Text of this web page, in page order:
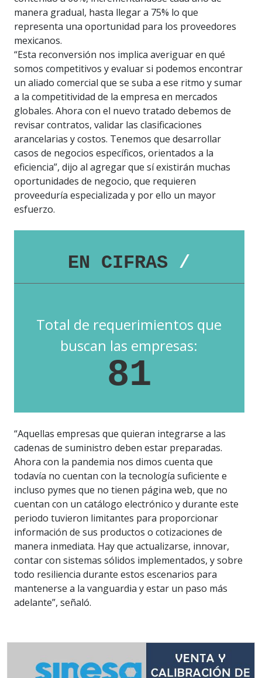
manera gradual, hasta llegar a 75% lo que
representa una oportunidad para los proveedores
mexicanos.
“Esta reconversión nos implica averiguar en qué
somos competitivos y evaluar si podemos encontrar
un aliado comercial que se suba a ese ritmo y sumar
a la competitividad de la empresa en mercados
globales. Ahora con el nuevo tratado debemos de
revisar contratos, validar las clasificaciones
arancelarias y costos. Tenemos que desarrollar
casos de negocios específicos, orientados a la
eficiencia”, dijo al agregar que sí existirán muchas
oportunidades de negocio, que requieren
proveeduría especializada y por ello un mayor
esfuerzo.
EN CIFRAS /
Total de requerimientos que
buscan las empresas:
81
“Aquellas empresas que quieran integrarse a las
cadenas de suministro deben estar preparadas.
Ahora con la pandemia nos dimos cuenta que
todavía no cuentan con la tecnología suficiente e
incluso pymes que no tienen página web, que no
cuentan con un catálogo electrónico y durante este
periodo tuvieron limitantes para proporcionar
información de sus productos o cotizaciones de
manera inmediata. Hay que actualizarse, innovar,
contar con sistemas sólidos implementados, y sobre
todo resiliencia durante estos escenarios para
mantenerse a la vanguardia y estar un paso más
adelante”, señaló.